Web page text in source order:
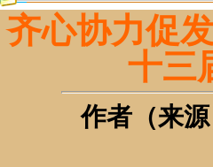
齐心协力促
十三
作者（来